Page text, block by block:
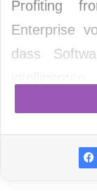
Profiting
Enterprise
dass
reagieren